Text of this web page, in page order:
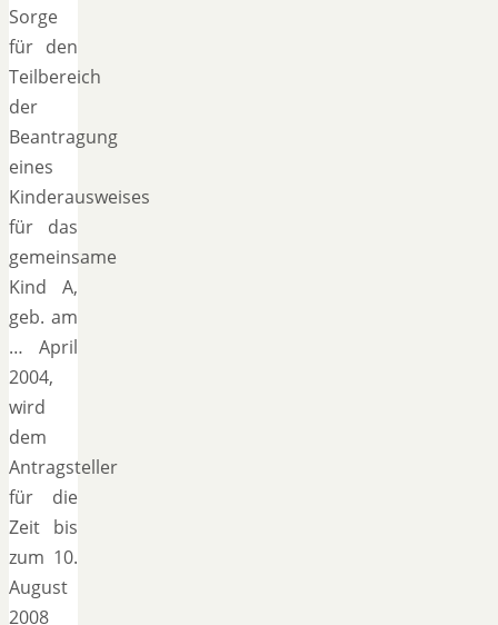
Sorge
für den
Teilbereich
der
Beantragung
eines
Kinderausweises
für das
gemeinsame
Kind A,
geb. am
… April
2004,
wird
dem
Antragsteller
für die
Zeit bis
zum 10.
August
2008